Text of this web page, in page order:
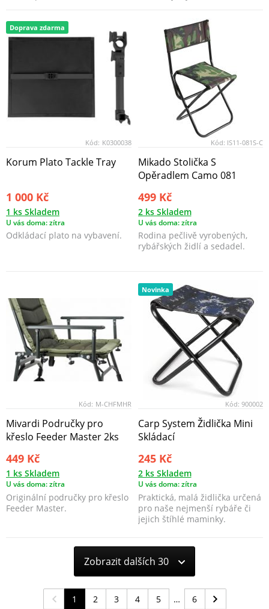
Doprava zdarma
Kód: K0300038
Korum Plato Tackle Tray
1 000 Kč
1 ks Skladem
U vás doma: zítra
Odkládací plato na vybavení.
Kód: IS11-081S-C
Mikado Stolička S
Opěradlem Camo 081
499 Kč
2 ks Skladem
U vás doma: zítra
Rodina pečlivě vyrobených,
rybářských židlí a sedadel.
Kód: M-CHFMHR
Mivardi Područky pro
křeslo Feeder Master 2ks
449 Kč
1 ks Skladem
U vás doma: zítra
Originální područky pro křeslo
Feeder Master.
Novinka
Kód: 900002
Carp System Židlička Mini
Skládací
245 Kč
2 ks Skladem
U vás doma: zítra
Praktická, malá židlička určená
pro naše nejmenší rybáře či
jejich štíhlé maminky.
Zobrazit dalších 30
1 2 3 4 5 6